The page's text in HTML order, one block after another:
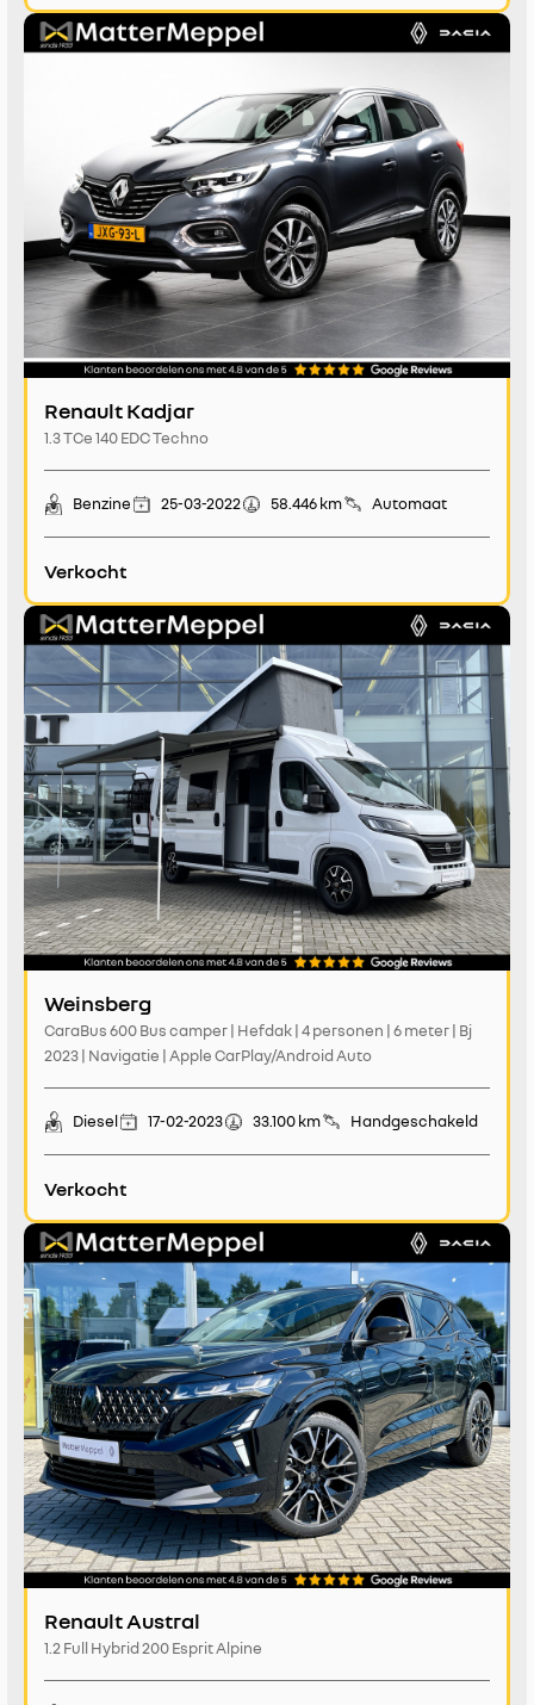
Renault Kadjar
1.3 TCe 140 EDC Techno
Benzine 25-03-2022 58.446 km Automaat
Verkocht
Weinsberg
CaraBus 600 Bus camper | Hefdak | 4 personen | 6 meter | Bj
2023 | Navigatie | Apple CarPlay/Android Auto
Diesel 17-02-2023 33.100 km Handgeschakeld
Verkocht
Renault Austral
1.2 Full Hybrid 200 Esprit Alpine